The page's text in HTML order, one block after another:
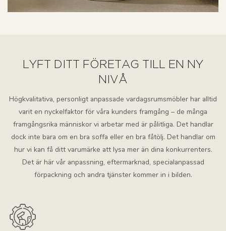
LYFT DITT FÖRETAG TILL EN NY
NIVÅ
Högkvalitativa, personligt anpassade vardagsrumsmöbler har alltid
varit en nyckelfaktor för våra kunders framgång – de många
framgångsrika människor vi arbetar med är pålitliga. Det handlar
dock inte bara om en bra soffa eller en bra fåtölj. Det handlar om
hur vi kan få ditt varumärke att lysa mer än dina konkurrenters.
Det är här vår anpassning, eftermarknad, specialanpassad
förpackning och andra tjänster kommer in i bilden.